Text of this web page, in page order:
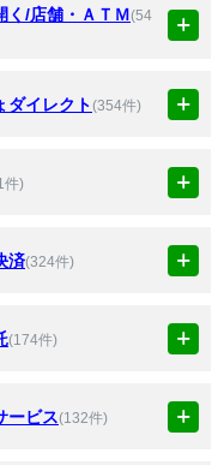
く/店舗・ＡＴＭ(54
ダイレクト(354件)
件)
済(324件)
(174件)
ービス(132件)